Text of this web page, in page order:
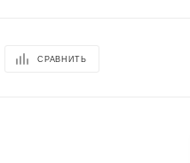
СРАВНИТЬ